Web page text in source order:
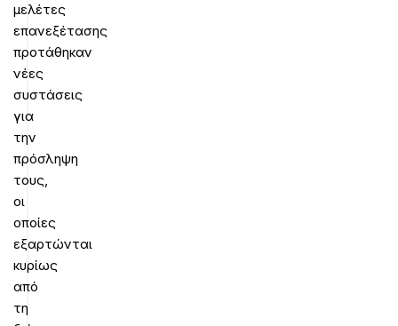
μελέτες
επανεξέτασης
προτάθηκαν
νέες
συστάσεις
για
την
πρόσληψη
τους,
οι
οποίες
εξαρτώνται
κυρίως
από
τη